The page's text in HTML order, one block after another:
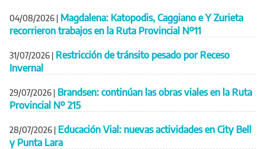
04/08/2026 | Magdalena: Katopodis, Caggiano e Y Zurieta
recorrieron trabajos en la Ruta Provincial Nº11
31/07/2026 | Restricción de tránsito pesado por Receso
Invernal
29/07/2026 | Brandsen: continúan las obras viales en la Ruta
Provincial Nº 215
28/07/2026 | Educación Vial: nuevas actividades en City Bell
y Punta Lara